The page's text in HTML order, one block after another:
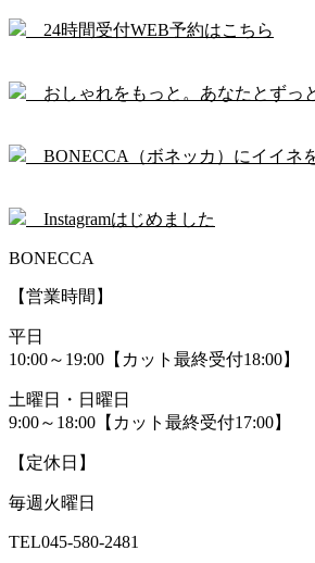
24時間受付WEB予約はこちら
おしゃれをもっと。あなたとずっ
BONECCA（ボネッカ）にイイネ
Instagramはじめました
BONECCA
【営業時間】
平日
10:00～19:00【カット最終受付18:00】
土曜日・日曜日
9:00～18:00【カット最終受付17:00】
【定休日】
毎週火曜日
TEL045-580-2481